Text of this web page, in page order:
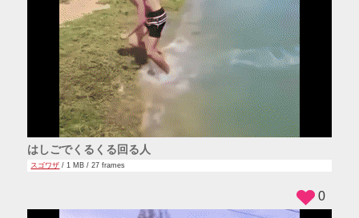
はしごでくるくる回る人
スゴワザ / 1 MB / 27 frames
0